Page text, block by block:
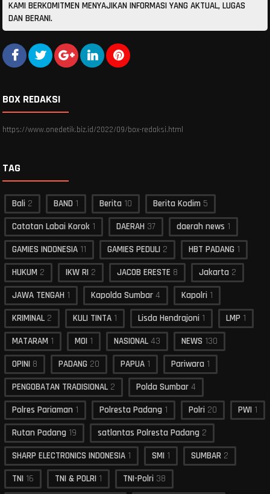
KAMI BERKOMITMEN MENYAJIKAN INFORMASI YANG AKTUAL, LUGAS
DAN BERANI.
BOX REDAKSI
https://www.onedetik.biz.id/2022/09/box-redaksi.html
TAG
Bali 2 BAND 1 Berita 10 Berita Kodim 5
Catatan Labai Korok 1 DAERAH 37 daerah news 1
GAMIES INDONESIA 11 GAMIES PEDULI 2 HBT PADANG 1
HUKUM 2 IKW RI 2 JACOB ERESTE 8 Jakarta 2
JAWA TENGAH 1 Kapolda Sumbar 4 Kapolri 1
KRIMINAL 2 KULI TINTA 1 Lisda Hendrajoni 1 LMP 1
MATARAM 1 MOI 1 NASIONAL 43 NEWS 130
OPINI 8 PADANG 20 PAPUA 1 Pariwara 1
PENGOBATAN TRADISIONAL 2 Polda Sumbar 4
Polres Pariaman 1 Polresta Padang 1 Polri 20 PWI 1
Rutan Padang 19 satlantas Polresta Padang 2
SHARP ELECTRONICS INDONESIA 1 SMI 1 SUMBAR 2
TNI 16 TNI & POLRI 1 TNI-Polri 38